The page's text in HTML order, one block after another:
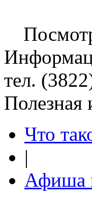
тел.
Полезная
Что
|
Афиша